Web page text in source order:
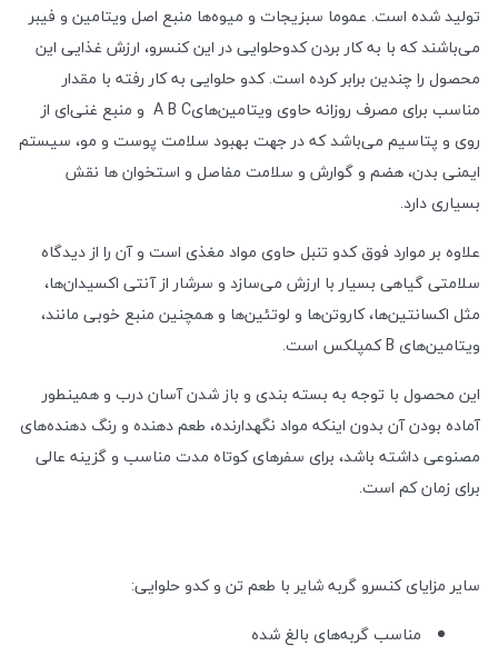
تولید شده است. عموما سبزیجات و میوهها منبع اصل ویتامین و فیبر
می‌باشند که با به کار بردن کدوحلوایی در این کنسرو، ارزش غذایی این
محصول را چندین برابر کرده است. کدو حلوایی به کار رفته با مقدار
مناسب برای مصرف روزانه حاوی ویتامین‌هایA B C و منبع غنی‌ای از
روی و پتاسیم می‌باشد که در جهت بهبود سلامت پوست و مو، سیستم
ایمنی بدن، هضم و گوارش و سلامت مفاصل و استخوان ها نقش
بسیاری دارد.
علاوه بر موارد فوق کدو تنبل حاوی مواد مغذی است و آن را از دیدگاه
سلامتی گیاهی بسیار با ارزش می‌سازد و سرشار از آنتی اکسیدان‌ها،
مثل اکسانتینها، کاروتن‌ها و لوتئین‌ها و همچنین منبع خوبی مانند،
ویتامین‌های
کمپلکس است.
این محصول با توجه به بسته بندی و باز شدن آسان درب و همینطور
آماده بودن آن بدون اینکه مواد نگهدارنده، طعم دهنده و رنگ دهنده‌های
مصنوعی داشته باشد، برای سفرهای کوتاه مدت مناسب و گزینه عالی
برای زمان کم است.
سایر مزایای کنسرو گربه شایر با طعم تن و کدو حلوایی:
مناسب گربه‌های بالغ شده